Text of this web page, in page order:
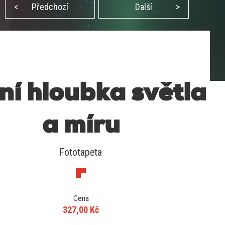
< Předchozí Další >
hloubka světla
a míru
Fototapeta
Cena
327,00 Kč